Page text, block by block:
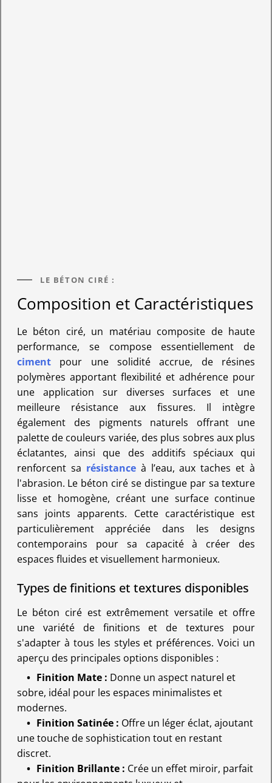
LE BÉTON CIRÉ :
Composition et Caractéristiques
Le béton ciré, un matériau composite de haute
performance, se compose essentiellement de
cimentpour une solidité accrue, de résines
polymères apportant flexibilité et adhérence pour
une application sur diverses surfaces et une
meilleure résistance aux fissures. Il intègre
également des pigments naturels offrant une
palette de couleurs variée, des plus sobres aux plus
éclatantes, ainsi que des additifs spéciaux qui
renforcent sa résistanceà l’eau, aux taches et à
l'abrasion. Le béton ciré se distingue par sa texture
lisse et homogène, créant une surface continue
sans joints apparents. Cette caractéristique est
particulièrement appréciée dans les designs
contemporains pour sa capacité à créer des
espaces fluides et visuellement harmonieux.
Types de finitions et textures disponibles
Le béton ciré est extrêmement versatile et offre
une variété de finitions et de textures pour
s'adapter à tous les styles et préférences. Voici un
aperçu des principales options disponibles :
Finition Mate : Donne un aspect naturel et
sobre, idéal pour les espaces minimalistes et
modernes.
Finition Satinée : Offre un léger éclat, ajoutant
une touche de sophistication tout en restant
discret.
Finition Brillante : Crée un effet miroir, parfait